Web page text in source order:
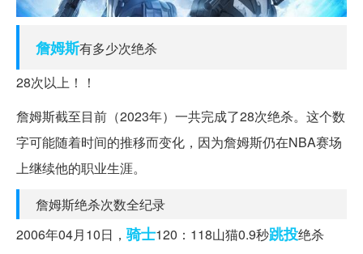
詹姆斯有多少次绝杀
28次以上！！
詹姆斯截至目前（2023年）一共完成了28次绝杀。这个数
字可能随着时间的推移而变化，因为詹姆斯仍在NBA赛场
上继续他的职业生涯。
詹姆斯绝杀次数全纪录
2006年04月10日， 骑士120：118山猫0.9秒跳投绝杀